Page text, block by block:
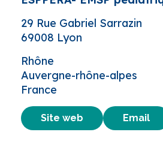
29 Rue Gabriel Sarrazin
69008 Lyon
Rhône
Auvergne-rhône-alpes
France
Site web Email